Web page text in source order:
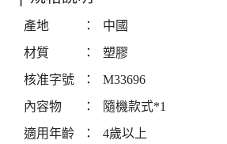
產地 ：
中國
材質
：
塑膠
核准字號
：
M33696
內容物
：
隨機款式*1
適用年齡
： 4歲以上